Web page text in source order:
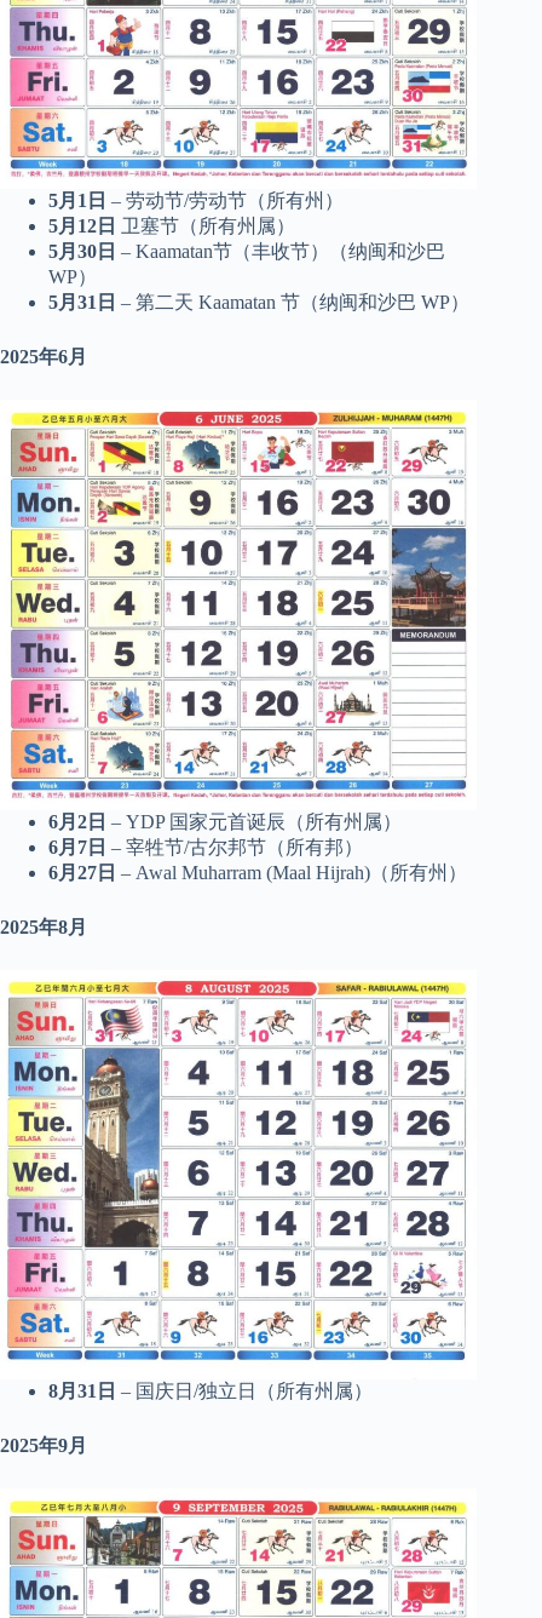
5月1日 – 劳动节/劳动节（所有州）
5月12日 卫塞节（所有州属）
5月30日 – Kaamatan节（丰收节）（纳闽和沙巴
WP）
5月31日 – 第二天 Kaamatan 节（纳闽和沙巴 WP）
2025年6月
6月2日 – YDP 国家元首诞辰（所有州属）
6月7日 – 宰牲节/古尔邦节（所有邦）
6月27日 – Awal Muharram (Maal Hijrah)（所有州）
2025年8月
8月31日 – 国庆日/独立日（所有州属）
2025年9月